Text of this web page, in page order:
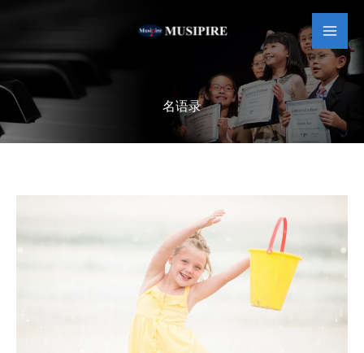
容
名语录